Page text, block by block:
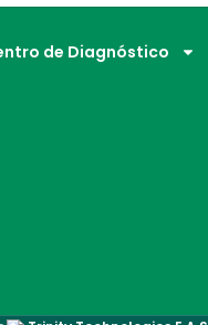
de Diagnóstico